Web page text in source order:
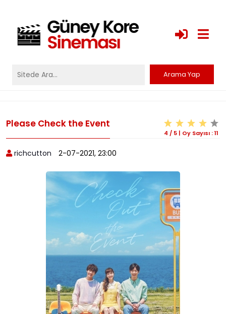
Please Check the Event
4 / 5| Oy Sayısı :11
richcutton 2-07-2021, 23:00